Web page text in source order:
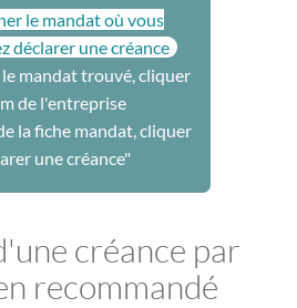
le mandat où vous
déclarer une créance
mandat trouvé, cliquer
de l'entreprise
la fiche mandat, cliquer
une créance"
créance par
recommandé